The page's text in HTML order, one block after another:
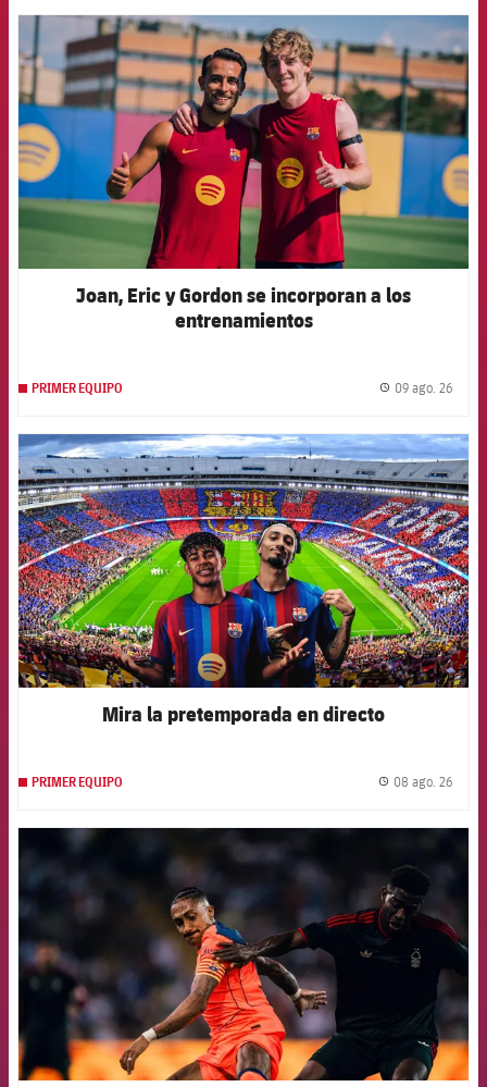
FCB Barcelona badge
Joan, Eric y Gordon se incorporan a los
entrenamientos
PRIMER EQUIPO 09 ago. 26
FCB Barcelona badge
Mira la pretemporada en directo
PRIMER EQUIPO 08 ago. 26
FCB Barcelona badge